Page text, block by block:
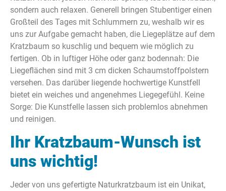
sondern auch relaxen. Generell bringen Stubentiger einen
Großteil des Tages mit Schlummern zu, weshalb wir es
uns zur Aufgabe gemacht haben, die Liegeplätze auf dem
Kratzbaum so kuschlig und bequem wie möglich zu
fertigen. Ob in luftiger Höhe oder ganz bodennah: Die
Liegeflächen sind mit 3 cm dicken Schaumstoffpolstern
versehen. Das darüber liegende hochwertige Kunstfell
bietet ein weiches und angenehmes Liegegefühl. Keine
Sorge: Die Kunstfelle lassen sich problemlos abnehmen
und reinigen.
Ihr Kratzbaum-Wunsch ist
uns wichtig!
Jeder von uns gefertigte Naturkratzbaum ist ein Unikat,